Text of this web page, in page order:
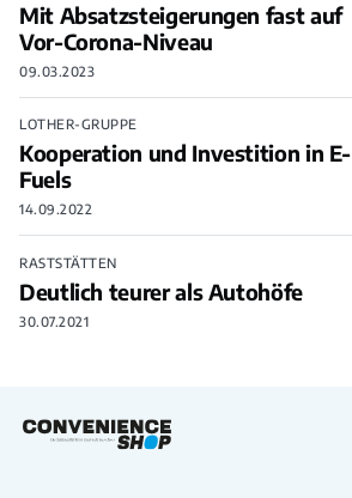
Mit Absatzsteigerungen fast auf
Vor-Corona-Niveau
09.03.2023
LOTHER-GRUPPE
Kooperation und Investition in E-
Fuels
14.09.2022
RASTSTÄTTEN
Deutlich teurer als Autohöfe
30.07.2021